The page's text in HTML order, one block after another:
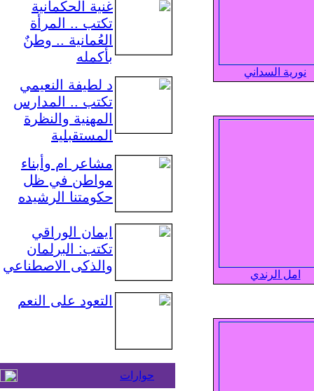
نورية السداني
امل الرندي
غنية الحكمانية
تكتب .. المرأة
العُمانية .. وطنٌ
بأكمله
د لطيفة النعيمي
تكتب .. المدارس
المهنية والنظرة
المستقبلية
مشاعر ام وأبناء
مواطن في ظل
حكومتنا الرشيده
ايمان الوراقي
تكتب: البرلمان
والذكى الاصطناعي
التعود على النعم
حوارات